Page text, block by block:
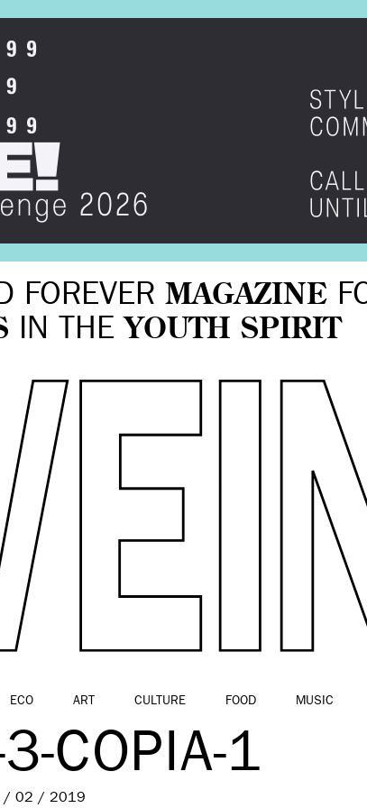
FOREVER MAGAZINE
IN THE YOUTH SPIRIT
ECO ART CULTURE FOOD MUSIC
COPIA-1
/ 02 / 2019